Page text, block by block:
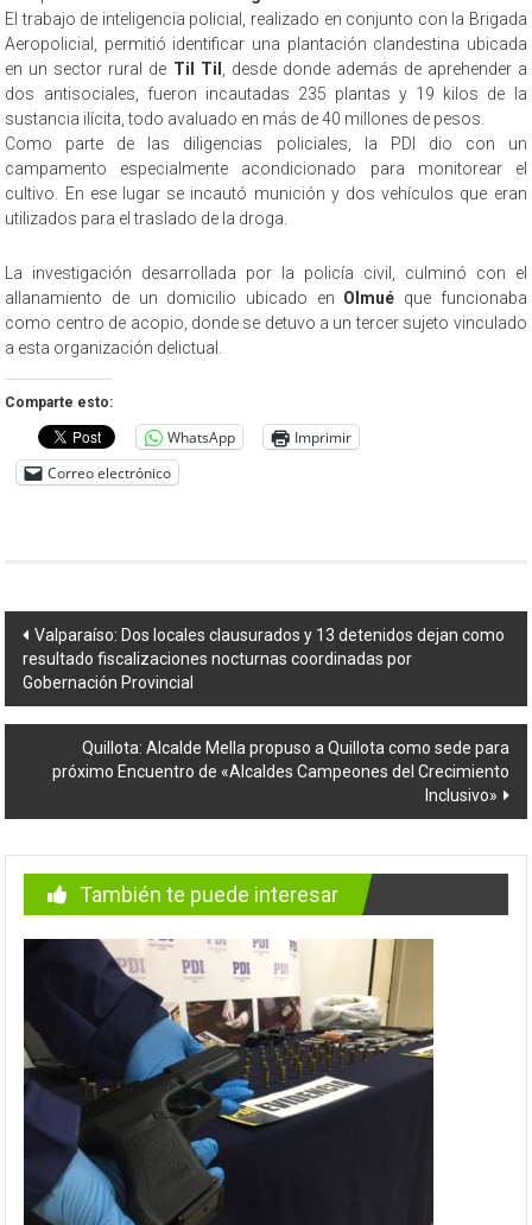
El trabajo de inteligencia policial, realizado en conjunto con la Brigada
Aeropolicial, permitió identificar una plantación clandestina ubicada
en un sector rural de Til Til , desde donde además de aprehender a
dos antisociales, fueron incautadas 235 plantas y 19 kilos de la
sustancia ilícita, todo avaluado en más de 40 millones de pesos.
Como parte de las diligencias policiales, la PDI dio con un
campamento especialmente acondicionado para monitorear el
cultivo. En ese lugar se incautó munición y dos vehículos que eran
utilizados para el traslado de la droga.
La investigación desarrollada por la policía civil, culminó con el
allanamiento de un domicilio ubicado en Olmué que funcionaba
como centro de acopio, donde se detuvo a un tercer sujeto vinculado
a esta organización delictual.
Comparte esto:
WhatsApp
Imprimir
Correo electrónico
Navegación
de
entradas
Valparaíso: Dos locales clausurados y 13 detenidos dejan como
resultado fiscalizaciones nocturnas coordinadas por
Gobernación Provincial
Quillota: Alcalde Mella propuso a Quillota como sede para
próximo Encuentro de «Alcaldes Campeones del Crecimiento
Inclusivo»
También te puede interesar